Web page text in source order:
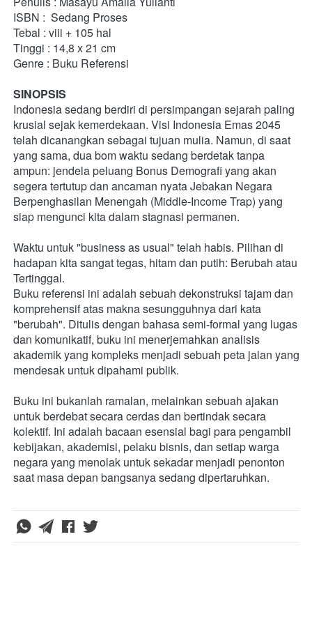
ISBN :  Sedang Proses
Tebal : viii + 105 hal
Tinggi : 14,8 x 21 cm
Genre : Buku Referensi
SINOPSIS
Indonesia sedang berdiri di persimpangan sejarah paling
krusial sejak kemerdekaan. Visi Indonesia Emas 2045
telah dicanangkan sebagai tujuan mulia. Namun, di saat
yang sama, dua bom waktu sedang berdetak tanpa
ampun: jendela peluang Bonus Demografi yang akan
segera tertutup dan ancaman nyata Jebakan Negara
Berpenghasilan Menengah (Middle-Income Trap) yang
siap mengunci kita dalam stagnasi permanen.
Waktu untuk "business as usual" telah habis. Pilihan di
hadapan kita sangat tegas, hitam dan putih: Berubah atau
Tertinggal.
Buku referensi ini adalah sebuah dekonstruksi tajam dan
komprehensif atas makna sesungguhnya dari kata
"berubah". Ditulis dengan bahasa semi-formal yang lugas
dan komunikatif, buku ini menerjemahkan analisis
akademik yang kompleks menjadi sebuah peta jalan yang
mendesak untuk dipahami publik.
Buku ini bukanlah ramalan, melainkan sebuah ajakan
untuk berdebat secara cerdas dan bertindak secara
kolektif. Ini adalah bacaan esensial bagi para pengambil
kebijakan, akademisi, pelaku bisnis, dan setiap warga
negara yang menolak untuk sekadar menjadi penonton
saat masa depan bangsanya sedang dipertaruhkan.